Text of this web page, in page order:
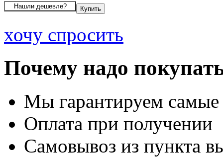
хочу спросить
Почему надо
Мы гарантируем
Оплата при получении
Самовывоз из пункта